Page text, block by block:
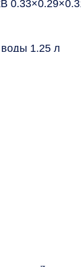
1,25 л